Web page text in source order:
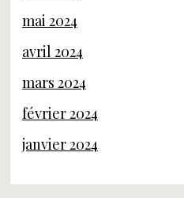
mai 2024
avril 2024
mars 2024
février 2024
janvier 2024